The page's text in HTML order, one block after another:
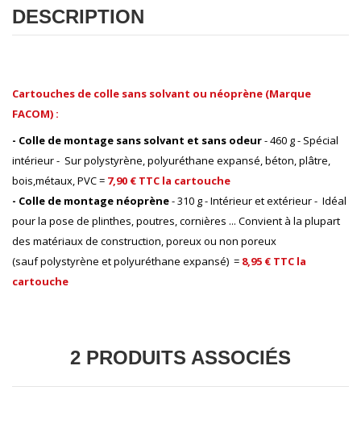
DESCRIPTION
Cartouches de colle sans solvant ou néoprène (Marque
FACOM) :
- Colle de montage sans solvant et sans odeur- 460 g - Spécial
intérieur - Sur polystyrène, polyuréthane expansé, béton, plâtre,
bois,métaux, PVC = 7,90 € TTC la cartouche
- Colle de montage néoprène- 310 g - Intérieur et extérieur - Idéal
pour la pose de plinthes, poutres, cornières ... Convient à la plupart
des matériaux de construction, poreux ou non poreux
(sauf polystyrène et polyuréthane expansé) = 8,95 € TTC la
cartouche
2 PRODUITS ASSOCIÉS